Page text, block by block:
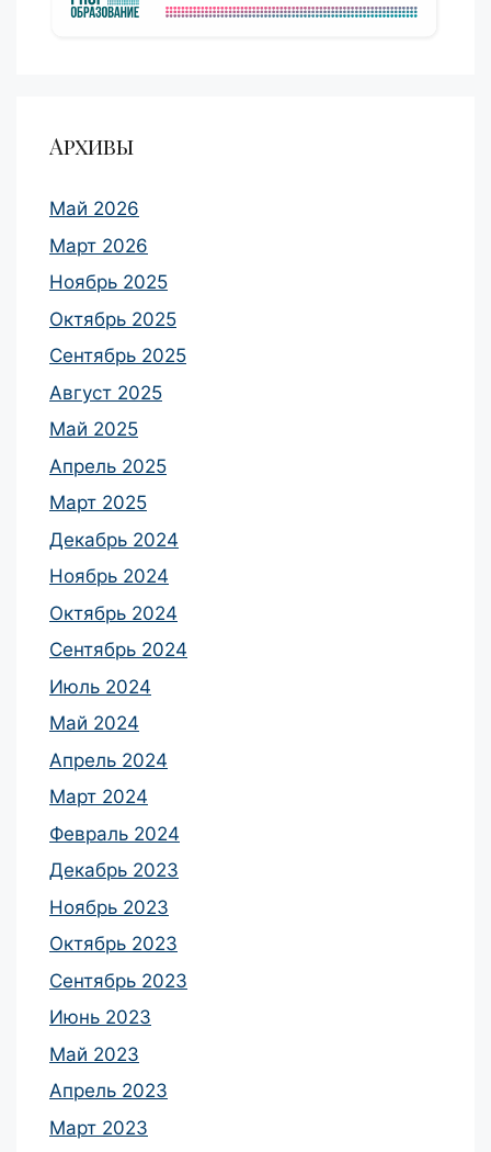
Архивы
Май 2026
Март 2026
Ноябрь 2025
Октябрь 2025
Сентябрь 2025
Август 2025
Май 2025
Апрель 2025
Март 2025
Декабрь 2024
Ноябрь 2024
Октябрь 2024
Сентябрь 2024
Июль 2024
Май 2024
Апрель 2024
Март 2024
Февраль 2024
Декабрь 2023
Ноябрь 2023
Октябрь 2023
Сентябрь 2023
Июнь 2023
Май 2023
Апрель 2023
Март 2023